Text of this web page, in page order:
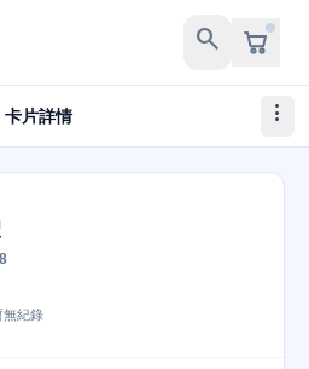
search
卡片詳情 more_vert
無紀錄